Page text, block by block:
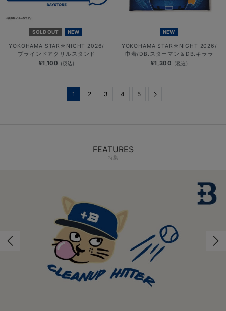
SOLD OUT NEW
YOKOHAMA STAR☆NIGHT 2026/
ブラインドアクリルスタンド
¥1,100 (税込)
NEW
YOKOHAMA STAR☆NIGHT 2026/
巾着/DB.スターマン＆DB.キララ
¥1,300 (税込)
1 2 3 4 5
FEATURES
特集